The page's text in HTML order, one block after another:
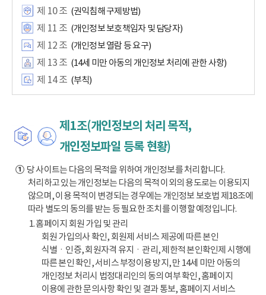
제 10 조 (권익침해 구제방법)
제 11 조 (개인정보 보호책임자 및 담당자)
제 12 조 (개인정보 열람 등 요구)
제 13 조 (14세 미만 아동의 개인정보 처리에 관한 사항)
제 14 조 (부칙)
제1조(개인정보의 처리 목적,
개인정보파일 등록 현황)
①당 사이트는 다음의 목적을 위하여 개인정보를 처리합니다.
처리하고 있는 개인정보는 다음의 목적 이외의 용도로는 이용되지
않으며, 이용 목적이 변경되는 경우에는 개인정보 보호법 제18조에
따라 별도의 동의를 받는 등 필요한 조치를 이행할 예정입니다.
1. 홈페이지 회원 가입 및 관리
회원 가입의사 확인, 회원제 서비스 제공에 따른 본인
식별ㆍ인증, 회원자격 유지ㆍ관리, 제한적 본인확인제 시행에
따른 본인 확인, 서비스 부정이용 방지, 만 14세 미만 아동의
개인정보 처리시 법정대리인의 동의 여부 확인, 홈페이지
이용에 관한 문의사항 확인 및 결과 통보, 홈페이지 서비스